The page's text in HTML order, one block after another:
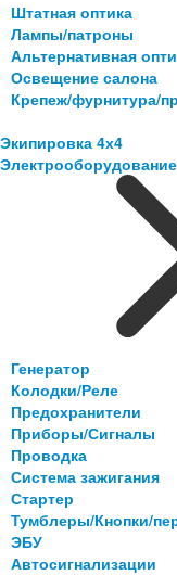
Штатная оптика
Лампы/патроны
Альтернативная
Освещение салона
Крепеж/фурнитура/
Экипировка 4х4
Электрооборудование
Генератор
Колодки/Реле
Предохранители
Приборы/Сигналы
Проводка
Система зажигания
Стартер
Тумблеры/Кнопки/
ЭБУ
Автосигнализации